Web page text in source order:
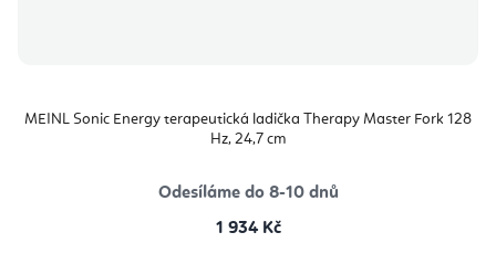
MEINL Sonic Energy terapeutická ladička Therapy Master Fork 128
Hz, 24,7 cm
Odesíláme do 8-10 dnů
1 934 Kč